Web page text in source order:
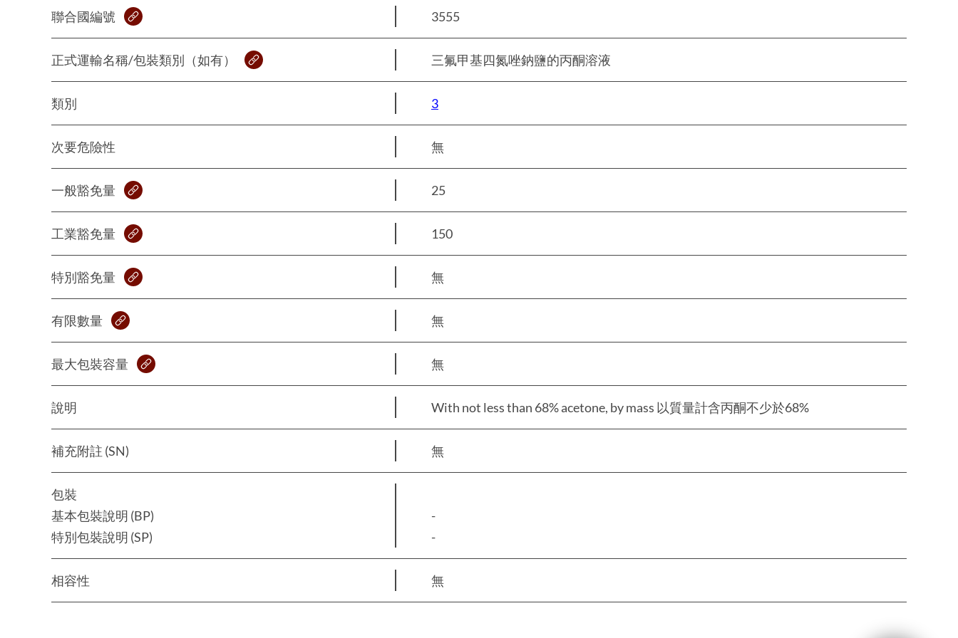
聯合國編號 3555
正式運輸名稱/包裝類別（如有） 三氟甲基四氮唑鈉鹽的丙酮溶液
類別 3
次要危險性 無
一般豁免量 25
工業豁免量 150
特別豁免量 無
有限數量 無
最大包裝容量 無
說明 With not less than 68% acetone, by mass 以質量計含丙酮不少於68%
補充附註 (SN) 無
包裝
基本包裝說明 (BP)
-
特別包裝說明 (SP)
-
相容性 無